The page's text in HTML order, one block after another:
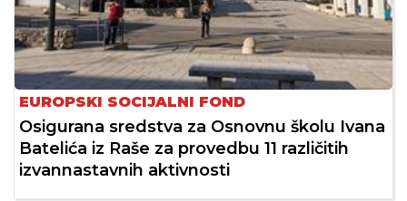
EUROPSKI SOCIJALNI FOND
Osigurana sredstva za Osnovnu školu Ivana
Batelića iz Raše za provedbu 11 različitih
izvannastavnih aktivnosti